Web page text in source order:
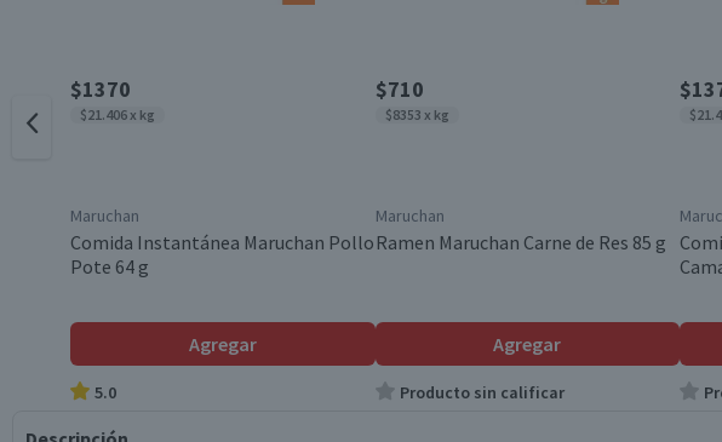
$1370
$21.406 x kg
Maruchan
Comida Instantánea Maruchan Pollo
Pote 64 g
Agregar
5.0
$710
$8353 x kg
Maruchan
Ramen Maruchan Carne de Res 85 g
Agregar
Producto sin calificar